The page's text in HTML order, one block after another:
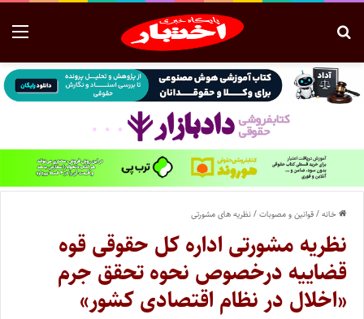
خانه/قوانین و مصوبات/نظریه های مشورتی
نظریه مشورتی اداره کل حقوقی قوه
قضاییه درخصوص نحوه تحقق جرم
«اخلال در نظام اقتصادی کشور»